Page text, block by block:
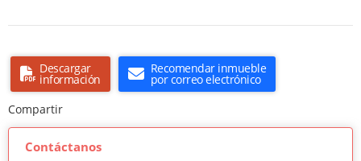
Descargar
información
Recomendar inmueble
por correo electrónico
Compartir
Contáctanos